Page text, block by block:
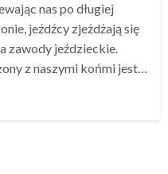
nas po długiej
jeźdźcy zjeżdżają się
zawody jeździeckie.
z naszymi końmi jest…